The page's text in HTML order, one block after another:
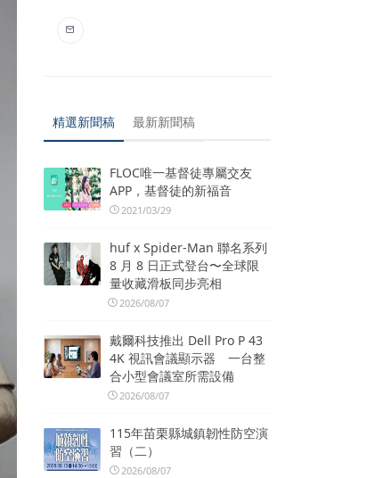
精選新聞稿 最新新聞稿
FLOC唯一基督徒專屬交友
APP，基督徒的新福音
2021/03/29
huf x Spider-Man 聯名系列
8 月 8 日正式登台〜全球限
量收藏滑板同步亮相
2026/08/07
戴爾科技推出 Dell Pro P 43
4K 視訊會議顯示器 一台整
合小型會議室所需設備
2026/08/07
115年苗栗縣城鎮韌性防空演
習（二）
2026/08/07